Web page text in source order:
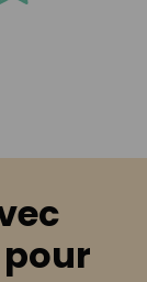
pour